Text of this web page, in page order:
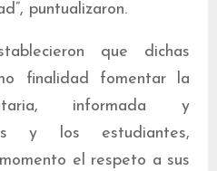
puntualizaron.
que dichas
finalidad fomentar la
informada y
y los estudiantes,
el respeto a sus